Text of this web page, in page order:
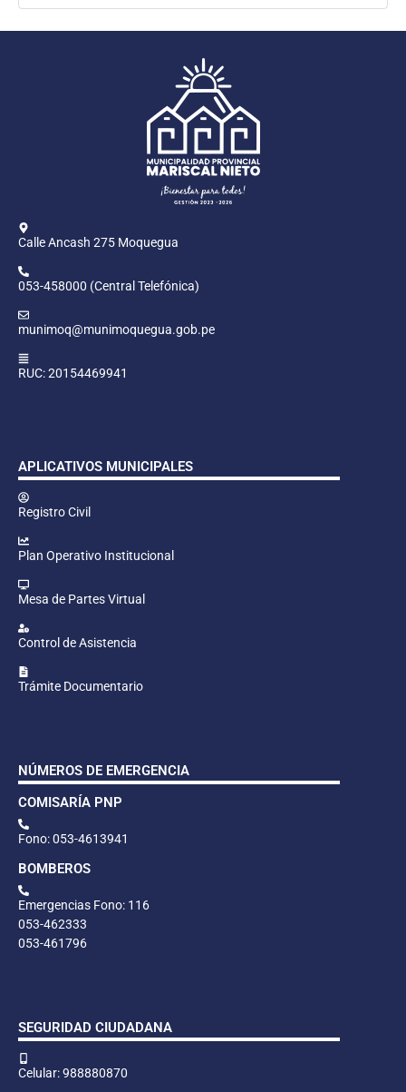
Calle Ancash 275 Moquegua
053-458000 (Central Telefónica)
munimoq@munimoquegua.gob.pe
RUC: 20154469941
APLICATIVOS MUNICIPALES
Registro Civil
Plan Operativo Institucional
Mesa de Partes Virtual
Control de Asistencia
Trámite Documentario
NÚMEROS DE EMERGENCIA
COMISARÍA PNP
Fono: 053-4613941
BOMBEROS
Emergencias Fono: 116
053-462333
053-461796
SEGURIDAD CIUDADANA
Celular: 988880870